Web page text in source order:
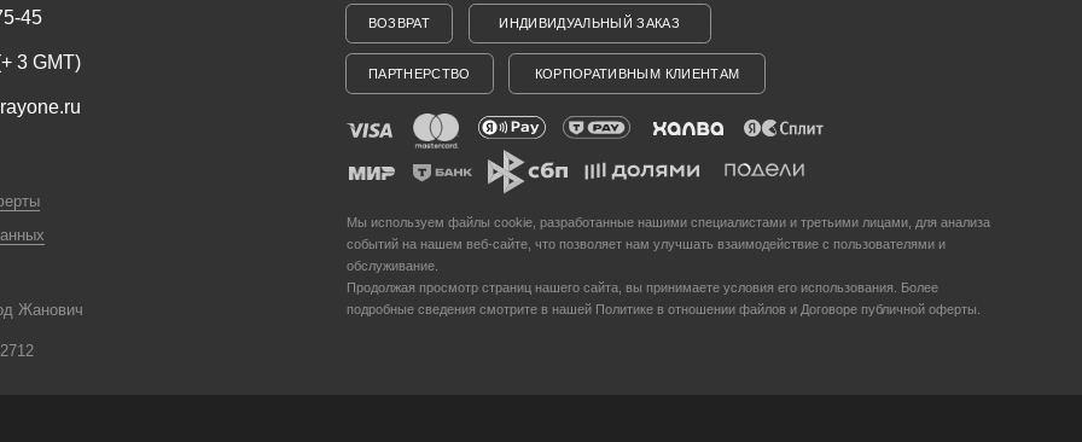
Мы используем файлы cookie, разработанные нашими специалистами и третьими лицами, для анализа
событий на нашем веб-сайте, что позволяет нам улучшать взаимодействие с пользователями и
Продолжая просмотр страниц нашего сайта, вы принимаете условия его использования. Более
подробные сведения смотрите в нашей Политике в отношении файлов и Договоре публичной оферты.
ПАРТНЕРСТВО КОРПОРАТИВНЫМ КЛИЕНТАМ